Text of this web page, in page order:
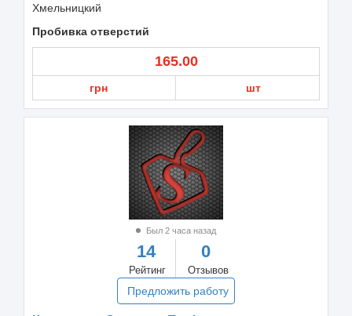
Хмельницкий
Пробивка отверстий
165.00
грн шт
Был 2 часа назад
14
Рейтинг
0
Отзывов
Предложить работу